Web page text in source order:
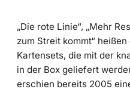
„Die rote Linie“, „Mehr
zum Streit kommt“
Kartensets, die mit der
in der Box geliefert
erschien bereits 2005